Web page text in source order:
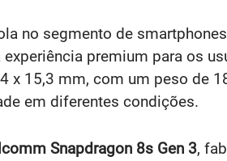
no segmento de
premium para os
x 15,3 mm, com um peso de
em diferentes condições.
Snapdragon 8s Gen 3,